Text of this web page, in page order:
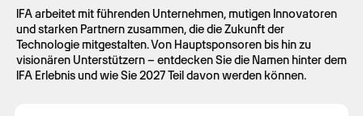
IFA arbeitet mit führenden Unternehmen, mutigen Innovatoren
und starken Partnern zusammen, die die Zukunft der
Technologie mitgestalten. Von Hauptsponsoren bis hin zu
visionären Unterstützern – entdecken Sie die Namen hinter dem
IFA Erlebnis und wie Sie 2027 Teil davon werden können.